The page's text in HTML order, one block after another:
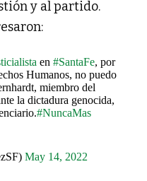
y al partido.
en#SantaFe, por
Humanos, no puedo
miembro del
la dictadura genocida,
#NuncaMas
May 14, 2022